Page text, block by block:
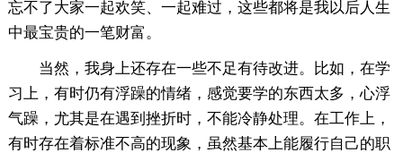
忘不了大家一起欢笑、一起难过，这些都将是我以后人生
中最宝贵的一笔财富。
当然，我身上还存在一些不足有待改进。比如，在学
习上，有时仍有浮躁的情绪，感觉要学的东西太多，心浮
气躁，尤其是在遇到挫折时，不能冷静处理。在工作上，
有时存在着标准不高的现象，虽然基本上能履行自己的职